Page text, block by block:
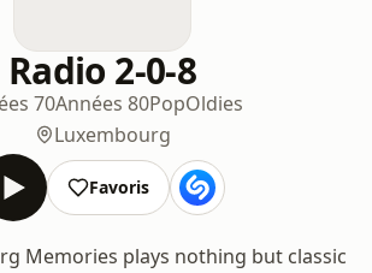
Radio 2-0-8
70Années 80PopOldies
Luxembourg
Favoris
Memories plays nothing but classic